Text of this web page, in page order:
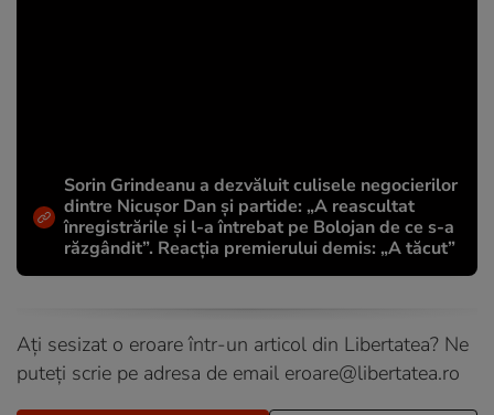
Sorin Grindeanu a dezvăluit culisele negocierilor
dintre Nicușor Dan și partide: „A reascultat
înregistrările și l-a întrebat pe Bolojan de ce s-a
răzgândit”. Reacția premierului demis: „A tăcut”
Ați sesizat o eroare într-un articol din Libertatea? Ne
puteți scrie pe adresa de email eroare@libertatea.ro